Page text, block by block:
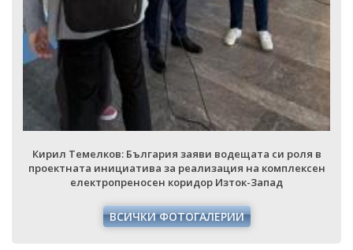
Кирил Темелков: България заяви водещата си роля в
проектната инициатива за реализация на комплексен
електропреносен коридор Изток-Запад
ВСИЧКИ ФОТОГАЛЕРИИ